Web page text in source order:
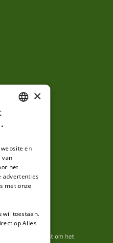
ons uiterste best om het
GERMAN
×
en
van
het
advertenties
met onze
wil toestaan.
op Alles